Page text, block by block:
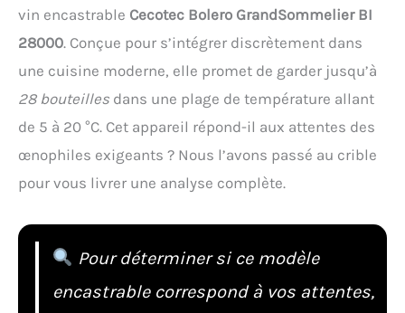
vin encastrable Cecotec Bolero GrandSommelier BI
28000. Conçue pour s’intégrer discrètement dans
une cuisine moderne, elle promet de garder jusqu’à
28 bouteilles dans une plage de température allant
de 5 à 20 °C. Cet appareil répond-il aux attentes des
œnophiles exigeants ? Nous l’avons passé au crible
pour vous livrer une analyse complète.
Pour déterminer si ce modèle
encastrable correspond à vos attentes,